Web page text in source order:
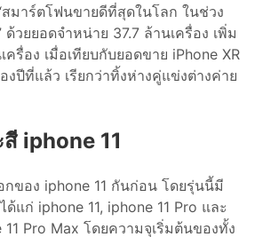
มาร์ตโฟนขายดีที่สุดในโลก ในช่วง
วยยอดจำหน่าย 37.7 ล้านเครื่อง เพิ่ม
ครื่อง เมื่อเทียบกับยอดขาย iPhone XR
งปีที่แล้ว เรียกว่าทิ้งห่างคู่แข่งต่างค่าย
iphone 11
ของ iphone 11 กันก่อน โดยรุ่นนี้มี
แก่ iphone 11, iphone 11 Pro และ
Pro Max โดยความจุเริ่มต้นของทั้ง